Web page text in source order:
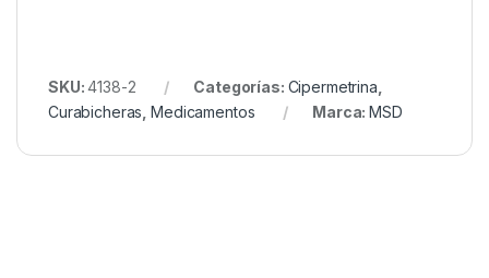
SKU:4138-2 Categorías: Cipermetrina
Curabicheras ,Medicamentos Marca:MSD